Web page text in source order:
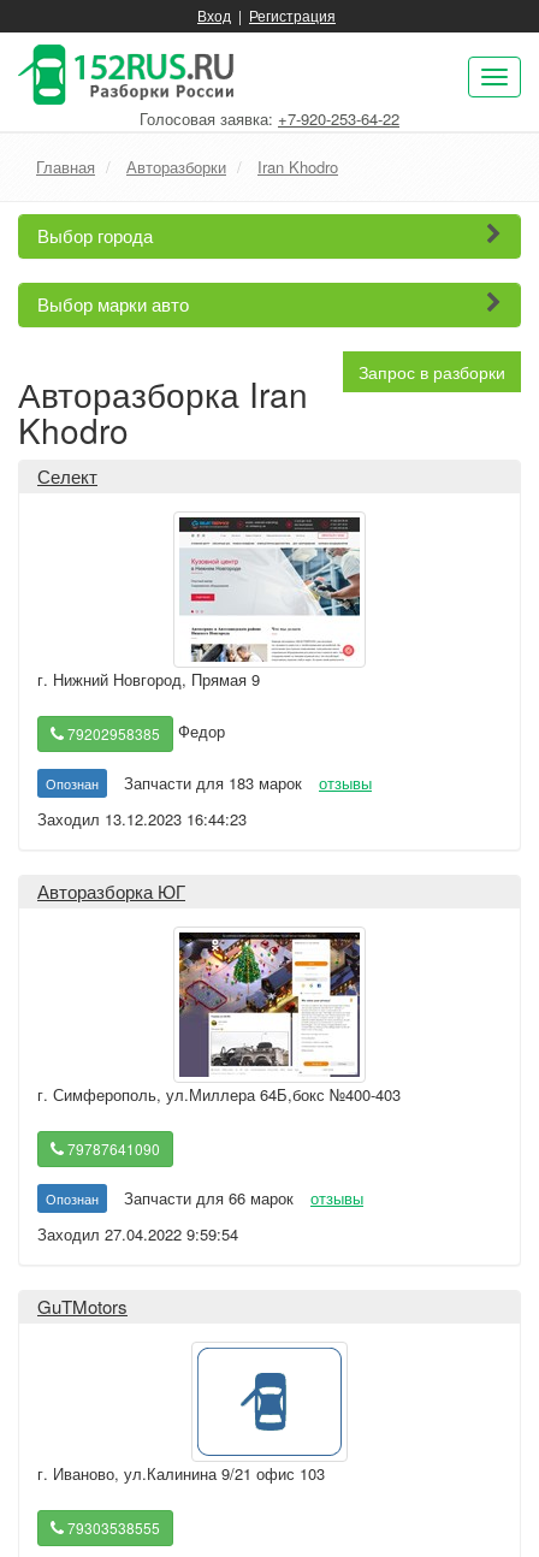
Вход | Регистрация
Голосовая заявка: +7-920-253-64-22
Главная Авторазборки Iran Khodro
Выбор города
Выбор марки авто
Запрос в разборки
Авторазборка Iran
Khodro
Селект
г. Нижний Новгород, Прямая 9
79202958385 Федор
Опознан Запчасти для 183 марок
отзывы
Заходил 13.12.2023 16:44:23
Авторазборка ЮГ
г. Симферополь, ул.Миллера 64Б,бокс №400-403
79787641090
Опознан Запчасти для 66 марок
отзывы
Заходил 27.04.2022 9:59:54
GuTMotors
г. Иваново, ул.Калинина 9/21 офис 103
79303538555